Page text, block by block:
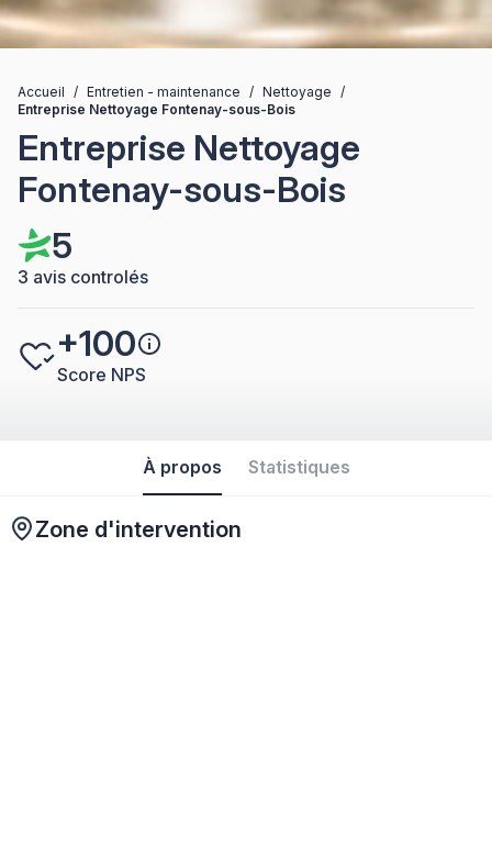
Accueil / Entretien - maintenance / Nettoyage
/
Entreprise Nettoyage Fontenay-sous-Bois
Entreprise Nettoyage
Fontenay-sous-Bois
5
3 avis controlés
+100
Score NPS
À propos Statistiques
Zone d'intervention